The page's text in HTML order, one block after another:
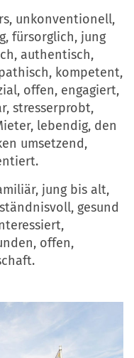
unkonventionell,
fürsorglich, jung
authentisch,
kompetent,
offen, engagiert,
stresserprobt,
lebendig, den
umsetzend,
jung bis alt,
gesund
offen,